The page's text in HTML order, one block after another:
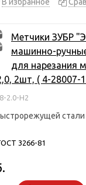
Метчики ЗУБР
машинно-
для нарезания
2шт, ( 4-28007-
2.0-H2
3266-81